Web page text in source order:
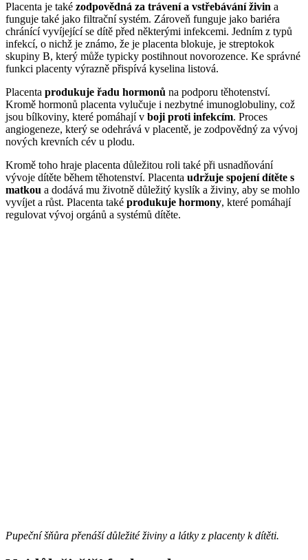
Placenta je také zodpovědná za trávení a vstřebávání živin a
funguje také jako filtrační systém. Zároveň funguje jako bariéra
chránící vyvíjející se dítě před některými infekcemi. Jedním z typů
infekcí, o nichž je známo, že je placenta blokuje, je streptokok
skupiny B, který může typicky postihnout novorozence. Ke správné
funkci placenty výrazně přispívá kyselina listová.
Placenta produkuje řadu hormonů na podporu těhotenství.
Kromě hormonů placenta vylučuje i nezbytné imunoglobuliny, což
jsou bílkoviny, které pomáhají v boji proti infekcím. Proces
angiogeneze, který se odehrává v placentě, je zodpovědný za vývoj
nových krevních cév u plodu.
Kromě toho hraje placenta důležitou roli také při usnadňování
vývoje dítěte během těhotenství. Placenta udržuje spojení dítěte s
matkou a dodává mu životně důležitý kyslík a živiny, aby se mohlo
vyvíjet a růst. Placenta také produkuje hormony, které pomáhají
regulovat vývoj orgánů a systémů dítěte.
Pupeční šňůra přenáší důležité živiny a látky z placenty k dítěti.